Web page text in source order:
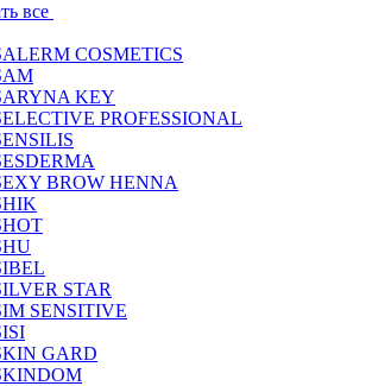
все
COSMETICS
KEY
PROFESSIONAL
BROW HENNA
STAR
SENSITIVE
GARD